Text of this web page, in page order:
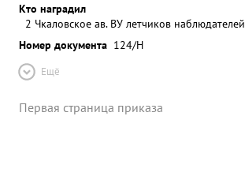
Кто наградил
2 Чкаловское ав. ВУ летчиков наблюдателей
Номер документа 124/Н
Ещё
Первая страница приказа